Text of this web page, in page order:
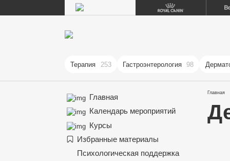
Терапия 253 Гастроэнтерология 98
Главная
Календарь мероприятий
Курсы
Избранные материалы
Психологическая поддержка
Главная